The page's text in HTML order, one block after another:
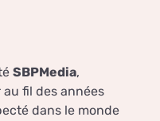
SBPMedia,
fil des années
dans le monde